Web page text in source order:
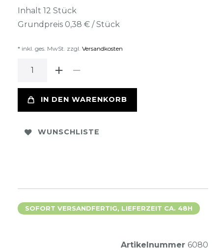
Inhalt 12 Stück
Grundpreis 0,38 € / Stück
* inkl. ges. MwSt. zzgl. Versandkosten
IN DEN WARENKORB
WUNSCHLISTE
SOFORT VERSANDFERTIG, LIEFERZEIT CA. 48H
Artikelnummer 6080